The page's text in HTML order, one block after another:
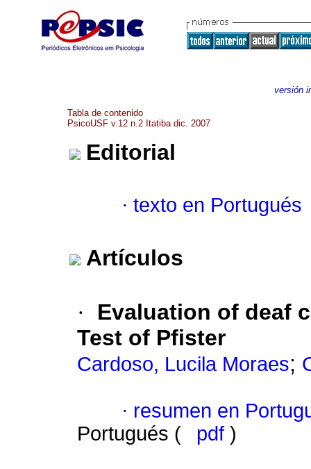
versión
Tabla de contenido
PsicoUSF v.12 n.2 Itatiba dic. 2007
Editorial
· texto en Portugués
Artículos
·
Evaluation of deaf
Test of Pfister
Cardoso, Lucila Moraes;
· resumen en
Portugués (
pdf )